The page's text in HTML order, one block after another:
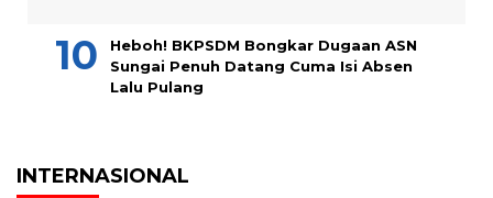
Heboh! BKPSDM Bongkar Dugaan ASN
Sungai Penuh Datang Cuma Isi Absen
Lalu Pulang
INTERNASIONAL